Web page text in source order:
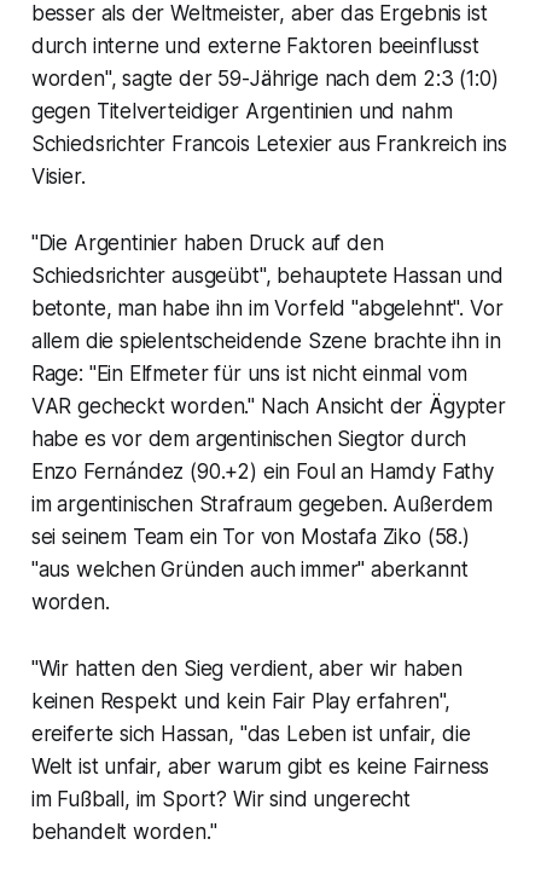
besser als der Weltmeister, aber das Ergebnis ist
durch interne und externe Faktoren beeinflusst
worden", sagte der 59-Jährige nach dem 2:3 (1:0)
gegen Titelverteidiger Argentinien und nahm
Schiedsrichter Francois Letexier aus Frankreich ins
Visier.
"Die Argentinier haben Druck auf den
Schiedsrichter ausgeübt", behauptete Hassan und
betonte, man habe ihn im Vorfeld "abgelehnt". Vor
allem die spielentscheidende Szene brachte ihn in
Rage: "Ein Elfmeter für uns ist nicht einmal vom
VAR gecheckt worden." Nach Ansicht der Ägypter
habe es vor dem argentinischen Siegtor durch
Enzo Fernández (90.+2) ein Foul an Hamdy Fathy
im argentinischen Strafraum gegeben. Außerdem
sei seinem Team ein Tor von Mostafa Ziko (58.)
"aus welchen Gründen auch immer" aberkannt
worden.
"Wir hatten den Sieg verdient, aber wir haben
keinen Respekt und kein Fair Play erfahren",
ereiferte sich Hassan, "das Leben ist unfair, die
Welt ist unfair, aber warum gibt es keine Fairness
im Fußball, im Sport? Wir sind ungerecht
behandelt worden."